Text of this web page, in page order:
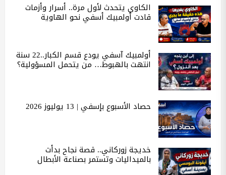
الكاوي يتحدث لأول مرة.. أسرار وأزمات
قادت أولمبيك أسفي نحو الهاوية
أولمبيك آسفي يودع قسم الكبار..22 سنة
انتهت بالهبوط… من يتحمل المسؤولية؟
حصاد الأسبوع بإسفي | 13 يوليوز 2026
خديجة زوركاني.. قصة نجاح بدأت
بالميداليات وتستمر بصناعة الأبطال